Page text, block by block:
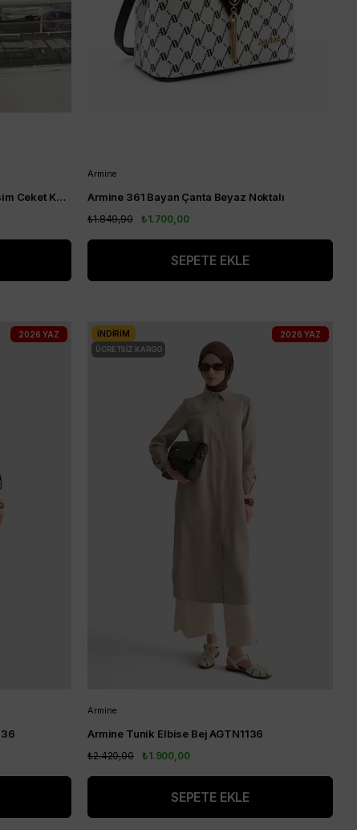
Armine Gold Toka Detaylı Oval Kesim Ceket Kahverengi AGKP1214
Armine
Armine 361 Bayan Çanta Beyaz Noktalı
₺1.700,00
₺1.849,90
SEPETE EKLE
2026 YAZ
Armine
Armine Tunik Elbise Bej AGTN1136
₺1.900,00
₺2.420,00
SEPETE EKLE
İNDIRIM
ÜCRETSIZ KARGO
2026 YAZ